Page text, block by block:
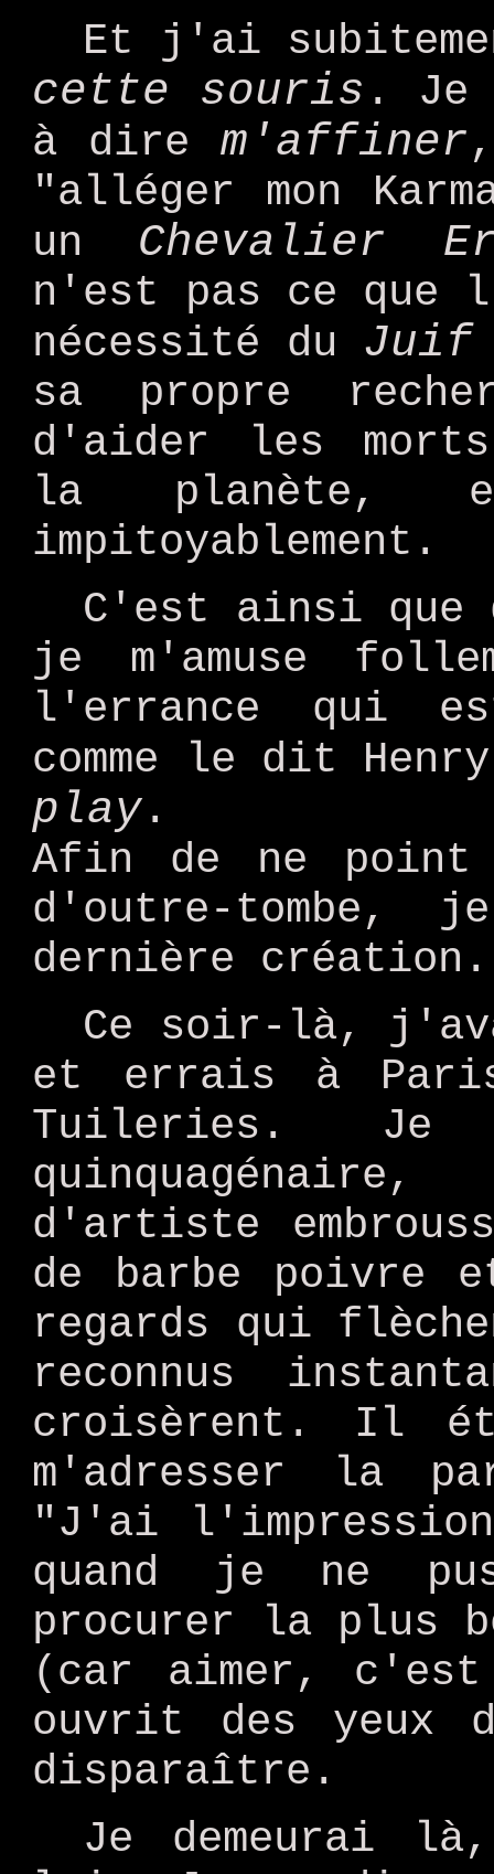
Et j'ai
cette souris . Je
à direm'affiner
"alléger mon
un Chevalier
n'est pas ce
nécessité du Juif
sa propre
d'aider les
la planète,
impitoyablement.
C'est ainsi
je m'amuse
l'errance qui
comme le dit
play .
Afin de ne
d'outre-tombe,
dernière création.
Ce soir-là,
et errais à
Tuileries. Je
d'artiste
de barbe poivre
regards qui
reconnus
croisèrent. Il
m'adresser la
"J'ai
quand je ne
procurer la plus
(car aimer,
ouvrit des yeux
disparaître.
Je demeurai